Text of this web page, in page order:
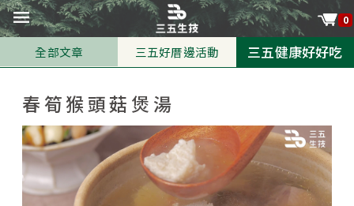
0
全部文章 三五好厝邊活動 三五健康好好吃
春筍猴頭菇煲湯